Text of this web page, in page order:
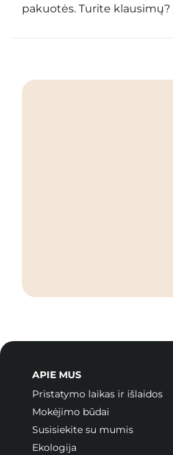
pakuotės. Turite klausimų?
APIE MUS
Pristatymo laikas ir išlaidos
Mokėjimo būdai
Susisiekite su mumis
Ekologija